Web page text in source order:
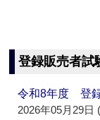
登録販売者試
令和8年度 登
2026年05月29日